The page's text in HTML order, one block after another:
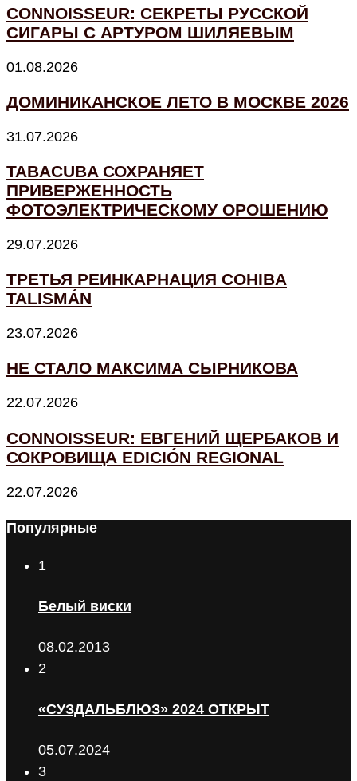
CONNOISSEUR: СЕКРЕТЫ РУССКОЙ
СИГАРЫ С АРТУРОМ ШИЛЯЕВЫМ
01.08.2026
ДОМИНИКАНСКОЕ ЛЕТО В МОСКВЕ 2026
31.07.2026
TABACUBA СОХРАНЯЕТ
ПРИВЕРЖЕННОСТЬ
ФОТОЭЛЕКТРИЧЕСКОМУ ОРОШЕНИЮ
29.07.2026
ТРЕТЬЯ РЕИНКАРНАЦИЯ COHIBA
TALISMÁN
23.07.2026
НЕ СТАЛО МАКСИМА СЫРНИКОВА
22.07.2026
CONNOISSEUR: ЕВГЕНИЙ ЩЕРБАКОВ И
СОКРОВИЩА EDICIÓN REGIONAL
22.07.2026
Популярные
1
Белый виски
08.02.2013
2
«СУЗДАЛЬБЛЮЗ» 2024 ОТКРЫТ
05.07.2024
3